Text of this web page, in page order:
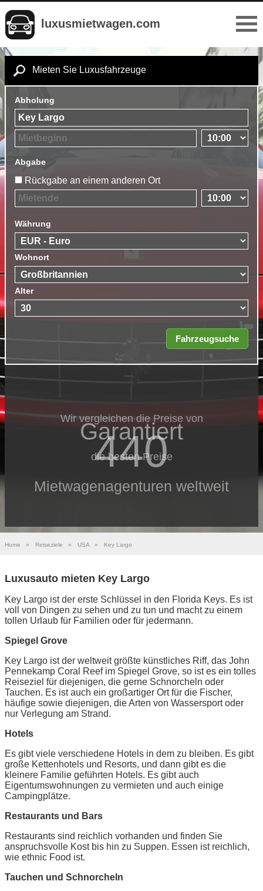
luxusmietwagen.com
Mieten Sie Luxusfahrzeuge
Abholung
Abgabe
Rückgabe an einem anderen Ort
Währung
Wohnort
Alter
Wir vergleichen die Preise von
440
Mietwagenagenturen weltweit
Garantiert
die besten Preise
Home » Reiseziele » USA » Key Largo
Luxusauto mieten Key Largo
Key Largo ist der erste Schlüssel in den Florida Keys. Es ist
voll von Dingen zu sehen und zu tun und macht zu einem
tollen Urlaub für Familien oder für jedermann.
Spiegel Grove
Key Largo ist der weltweit größte künstliches Riff, das John
Pennekamp Coral Reef im Spiegel Grove, so ist es ein tolles
Reiseziel für diejenigen, die gerne Schnorcheln oder
Tauchen. Es ist auch ein großartiger Ort für die Fischer,
häufige sowie diejenigen, die Arten von Wassersport oder
nur Verlegung am Strand.
Hotels
Es gibt viele verschiedene Hotels in dem zu bleiben. Es gibt
große Kettenhotels und Resorts, und dann gibt es die
kleinere Familie geführten Hotels. Es gibt auch
Eigentumswohnungen zu vermieten und auch einige
Campingplätze.
Restaurants und Bars
Restaurants sind reichlich vorhanden und finden Sie
anspruchsvolle Kost bis hin zu Suppen. Essen ist reichlich,
wie ethnic Food ist.
Tauchen und Schnorcheln